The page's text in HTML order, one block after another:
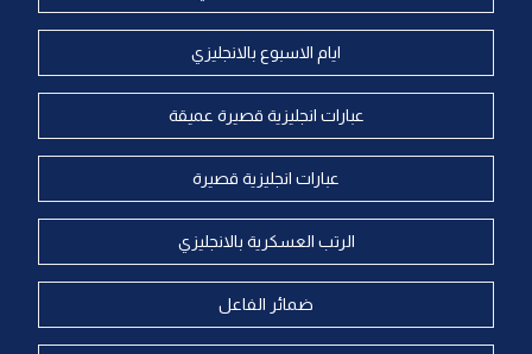
ايام الاسبوع بالانجليزي
عبارات انجليزية قصيرة عميقة
عبارات انجليزية قصيرة
الرتب العسكرية بالانجليزي
ضمائر الفاعل